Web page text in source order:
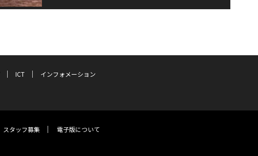
ICT
インフォメーション
スタッフ募集 電子版について